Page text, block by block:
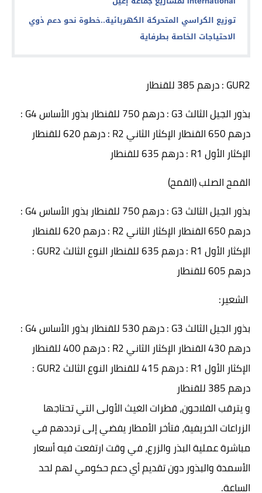
توزيع الكراسي المتحركة الكهربائية..خطوة نحو دعم ذوي
الاحتياجات الخاصة بطرفاية
GUR2 : درهم 385 للقنطار
بذور الجيل الثالث G3 : درهم 750 للقنطار بذور الأساس G4 :
درهم 650 القنطار الإكثار الثاني R2 : درهم 620 للقنطار
الإكثار الأول R1 : درهم 635 للقنطار
القمح الصلب (القمح)
بذور الجيل الثالث G3 : درهم 750 للقنطار بذور الأساس G4 :
درهم 650 القنطار الإكثار الثاني R2 : درهم 620 للقنطار
الإكثار الأول R1 : درهم 635 للقنطار النوع الثالث GUR2 :
درهم 605 للقنطار
الشعير:
بذور الجيل الثالث G3 : درهم 530 للقنطار بذور الأساس G4 :
درهم 430 القنطار الإكثار الثاني R2 : درهم 400 للقنطار
الإكثار الأول R1 : درهم 415 للقنطار النوع الثالث GUR2 :
درهم 385 للقنطار
و يترقب الفلاحون، قطرات الغيث الأولى التي تحتاجها
الزراعات الخريفية، فتأخر الأمطار يفضي إلى ترددهم في
مباشرة عملية البذر والزرع، في وقت ارتفعت فيه أسعار
الأسمدة والبذور دون تقديم أي دعم حكومي لهم لحد
الساعة.